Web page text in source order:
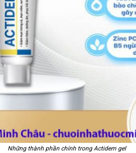
Những thành phần chính trong Actidem gel